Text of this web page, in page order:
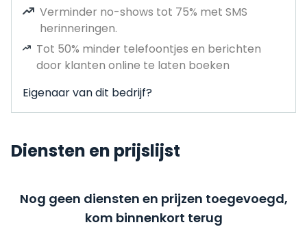
Verminder no-shows tot 75% met SMS
herinneringen.
Tot 50% minder telefoontjes en berichten
door klanten online te laten boeken
Eigenaar van dit bedrijf?
Diensten en prijslijst
Nog geen diensten en prijzen toegevoegd,
kom binnenkort terug